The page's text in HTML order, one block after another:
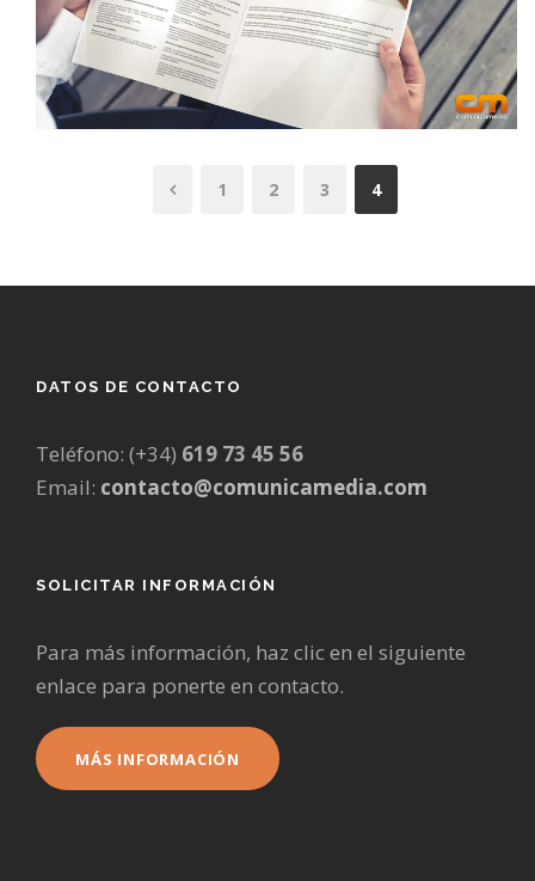
INGYCO
1 2 3 4
DATOS DE CONTACTO
Teléfono: (+34) 619 73 45 56
Email: contacto@comunicamedia.com
SOLICITAR INFORMACIÓN
Para más información, haz clic en el siguiente
enlace para ponerte en contacto.
MÁS INFORMACIÓN